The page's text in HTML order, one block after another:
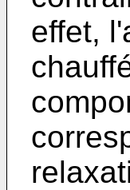
effet,